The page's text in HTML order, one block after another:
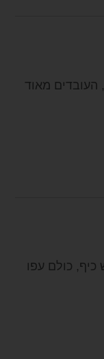
מאוד
כולם עפו